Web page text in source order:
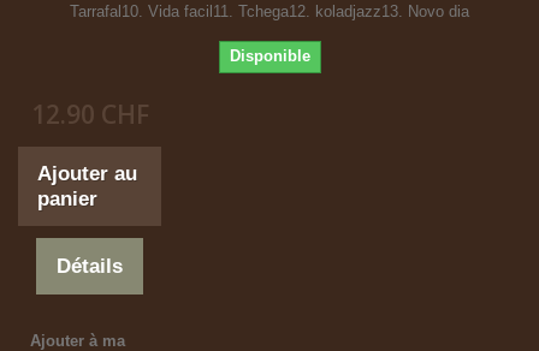
Tarrafal10. Vida facil11. Tchega12. koladjazz13. Novo dia
Disponible
12.90 CHF
Ajouter au
panier
Détails
Ajouter à ma